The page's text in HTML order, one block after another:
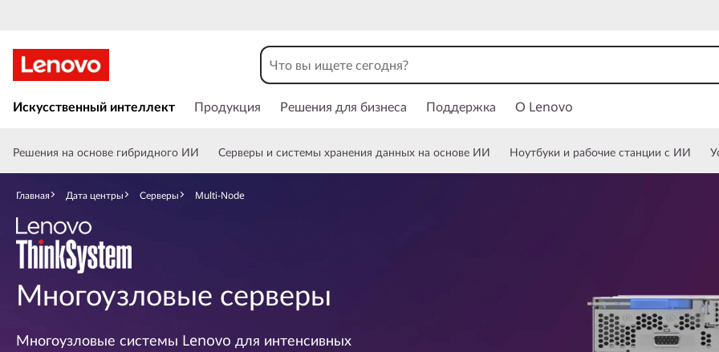
u
N
е
й
т
и
о
с
н
о
о
Искусственный интеллект Продукция Решения для бизнеса Поддержка О Lenovo
Решения на основе гибридного ИИ Серверы и системы хранения данных на основе ИИ Ноутбуки и рабочие станции с ИИ
Главная Дата центры Серверы Multi-Node
Многоузловые серверы
Многоузловые системы Lenovo для интенсивных